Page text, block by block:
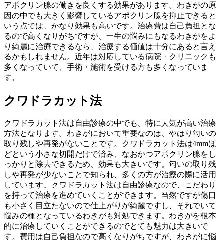
アポクリン腺の働きを良くする効果があります。わきがの原
因の中でも大きく影響しているアポクリン腺を抑止できると
いう点では、かなり効果も高いです。治療費は自己負担とな
るので高くなりがちですが、一生の悩みにもなるわきがをよ
り綺麗に治療できるなら、治療する価値は十分にあると言え
るかもしれません。近年は対応している病院・クリニックも
多くなっていて、手術・施術を受ける方も多くなっていま
す。
クワドラカット法
クワドラカット法は自由診療の中でも、特に人気が高い治療
方法となります。わきがにおいて重要なのは、やはり匂いの
取り残しや再発がないことです。クワドラカット法は4mmほ
どという小さな切開だけで済み、なおかつアポクリン腺をし
っかりと除去できるため、効果も大きいです。匂いの取り残
しや再発が少ないことで知られ、多くの方が治療の際に活用
しています。クワドラカット法は自由診療なので、こだわり
を持って治療を進めていくことができます。当然ですが傷口
も小さく目立たないので仕上がりが綺麗ですし、それでいて
悩みの種となっているわきがも対処できます。わきがを根本
的に治療していくことができるのでとても魅力は大きいで
す。費用は自己負担なので高くなりがちですが、わきがに悩